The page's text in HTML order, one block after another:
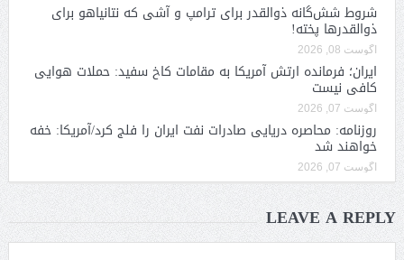
شروط شش‌گانه ذوالقدر برای ترامپ و آشی که نتانیاهو برای
ذوالقدرها پخته!
آگوست 08, 2026
ایران؛ فرمانده ارتش آمریکا به مقامات کاخ سفید: حملات هوایی
کافی نیست
آگوست 07, 2026
روزنامه: محاصره دریایی صادرات نفت ایران را فلج کرد/آمریکا: خفه
خواهند شد
آگوست 07, 2026
LEAVE A REPLY